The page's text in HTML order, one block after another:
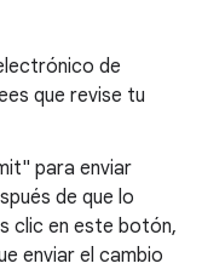
de
que revise tu
para enviar
de que lo
clic en este botón,
enviar el cambio